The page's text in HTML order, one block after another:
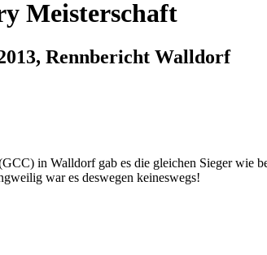
Meisterschaft
Rennbericht Walldorf
in Walldorf gab es die gleichen Sieger
war es deswegen keineswegs!